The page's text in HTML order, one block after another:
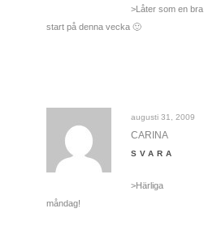
>Låter som en bra
start på denna vecka 🙂
augusti 31, 2009
CARINA
SVARA
>Härliga
måndag!